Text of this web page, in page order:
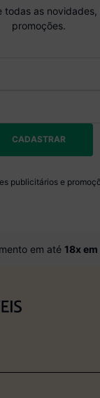
todas as novidades,
promoções.
CADASTRAR
publicitários e
em até 18x